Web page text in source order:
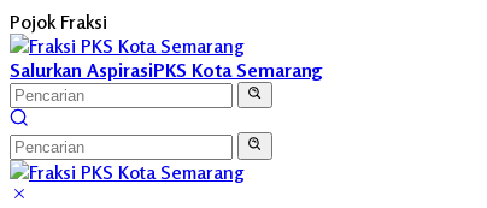
Langsung
ke
konten
Pojok Fraksi
Salurkan AspirasiPKS Kota Semarang